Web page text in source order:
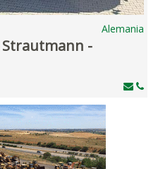
Alemania
Strautmann -